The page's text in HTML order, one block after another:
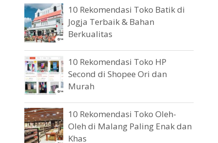
10 Rekomendasi Toko Batik di
Jogja Terbaik & Bahan
Berkualitas
10 Rekomendasi Toko HP
Second di Shopee Ori dan
Murah
10 Rekomendasi Toko Oleh-
Oleh di Malang Paling Enak dan
Khas